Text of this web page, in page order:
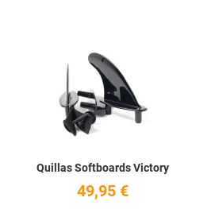
Quillas Softboards Victory
49,95 €